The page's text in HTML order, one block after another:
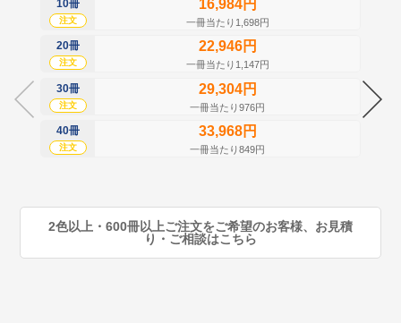
10冊
注文
16,984円
一冊当たり1,698円
20冊
注文
22,946円
一冊当たり1,147円
30冊
注文
29,304円
一冊当たり976円
40冊
注文
33,968円
一冊当たり849円
2色以上・600冊以上ご注文をご希望のお客様、お見積
り・ご相談はこちら